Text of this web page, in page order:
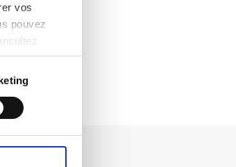
vos
pouvez